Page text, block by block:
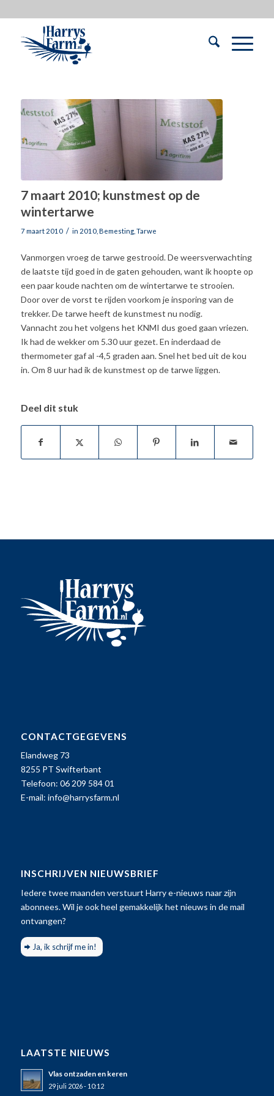
7 maart 2010; kunstmest op de
wintertarwe
7 maart 2010 / in 2010, Bemesting, Tarwe
Vanmorgen vroeg de tarwe gestrooid. De weersverwachting
de laatste tijd goed in de gaten gehouden, want ik hoopte op
een paar koude nachten om de wintertarwe te strooien.
Door over de vorst te rijden voorkom je insporing van de
trekker. De tarwe heeft de kunstmest nu nodig.
Vannacht zou het volgens het KNMI dus goed gaan vriezen.
Ik had de wekker om 5.30 uur gezet. En inderdaad de
thermometer gaf al -4,5 graden aan. Snel het bed uit de kou
in. Om 8 uur had ik de kunstmest op de tarwe liggen.
Deel dit stuk
CONTACTGEGEVENS
Elandweg 73
8255 PT Swifterbant
Telefoon: 06 209 584 01
E-mail: info@harrysfarm.nl
INSCHRIJVEN NIEUWSBRIEF
Iedere twee maanden verstuurt Harry e-nieuws naar zijn
abonnees. Wil je ook heel gemakkelijk het nieuws in de mail
ontvangen?
Ja, ik schrijf me in!
LAATSTE NIEUWS
Vlas ontzaden en keren
29 juli 2026 - 10:12